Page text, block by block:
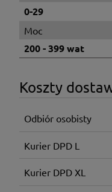
0-29
Moc
200 - 399 wat
Koszty
Cena nie zawiera
Odbiór osobisty
Kurier DPD L
Kurier DPD XL